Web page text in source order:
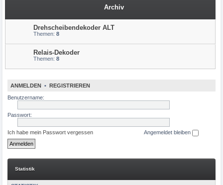
Archiv
Drehscheibendekoder ALT
Themen: 8
Relais-Dekoder
Themen: 8
ANMELDEN • REGISTRIEREN
Benutzername:
Passwort:
Ich habe mein Passwort vergessen Angemeldet bleiben
Statistik